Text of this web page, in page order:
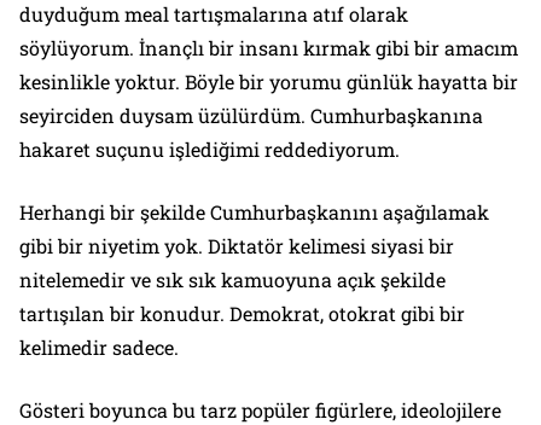
duyduğum meal tartışmalarına atıf olarak
söylüyorum. İnançlı bir insanı kırmak gibi bir amacım
kesinlikle yoktur. Böyle bir yorumu günlük hayatta bir
seyirciden duysam üzülürdüm. Cumhurbaşkanına
hakaret suçunu işlediğimi reddediyorum.
Herhangi bir şekilde Cumhurbaşkanını aşağılamak
gibi bir niyetim yok. Diktatör kelimesi siyasi bir
nitelemedir ve sık sık kamuoyuna açık şekilde
tartışılan bir konudur. Demokrat, otokrat gibi bir
kelimedir sadece.
Gösteri boyunca bu tarz popüler figürlere, ideolojilere